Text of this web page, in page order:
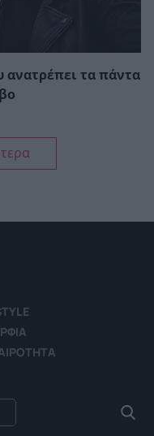
τα πάντα